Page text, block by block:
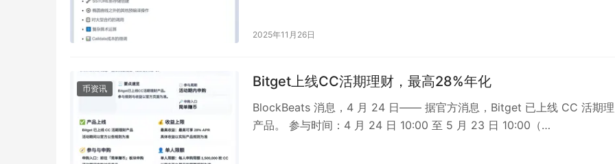
2025年11月26日
币资讯 Bitget上线CC活期理财，最高28%年化
BlockBeats 消息，4 月 24 日—— 据官方消息，Bitget 已上线 CC 活期
产品。 参与时间：4 月 24 日 10:00 至 5 月 23 日 10:00（…